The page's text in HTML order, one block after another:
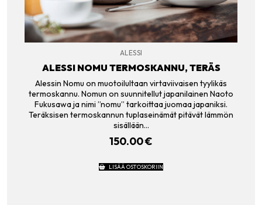
ALESSI
ALESSI NOMU TERMOSKANNU, TERÄS
Alessin Nomu on muotoilultaan virtaviivaisen tyylikäs
termoskannu. Nomun on suunnitellut japanilainen Naoto
Fukusawa ja nimi ”nomu” tarkoittaa juomaa japaniksi.
Teräksisen termoskannun tuplaseinämät pitävät lämmön
sisällään…
150.00€
LISÄÄ OSTOSKORIIN